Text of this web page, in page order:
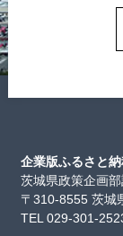
企業版ふるさと
茨城県政策企画
〒310-8555 茨城
TEL 029-301-